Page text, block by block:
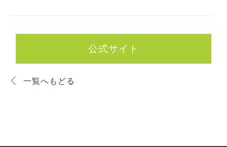
公式サイト
一覧へもどる